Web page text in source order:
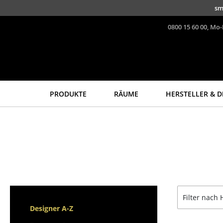
0800 15 60 00,
PRODUKTE RÄUME HERSTELLER &
Stühle
Sekretäre & PC-Tische
Konferenztische
Designer A-Z
Filter nach